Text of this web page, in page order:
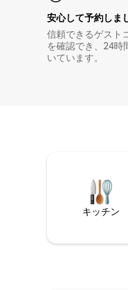
安心して予約しま
信頼できるゲスト
を確認でき、24時
いています。
キッチン